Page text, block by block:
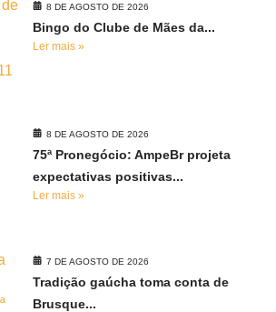
8 DE AGOSTO DE 2026
Bingo do Clube de Mães da...
Ler mais »
8 DE AGOSTO DE 2026
75ª Pronegócio: AmpeBr projeta
expectativas positivas...
Ler mais »
7 DE AGOSTO DE 2026
Tradição gaúcha toma conta de
Brusque...